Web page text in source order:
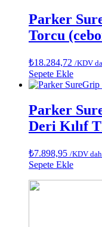
Parker
Torcu
₺18.284,72 /KDV
Sepete Ekle
Parker
Deri Kılıf
₺7.898,95 /KDV
Sepete Ekle